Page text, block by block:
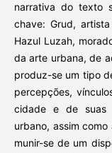
narrativa do texto
chave: Grud,
Hazul Luzah,
da arte urbana, de
produz-se um tipo
percepções,
cidade e de suas
urbano, assim
munir-se de um